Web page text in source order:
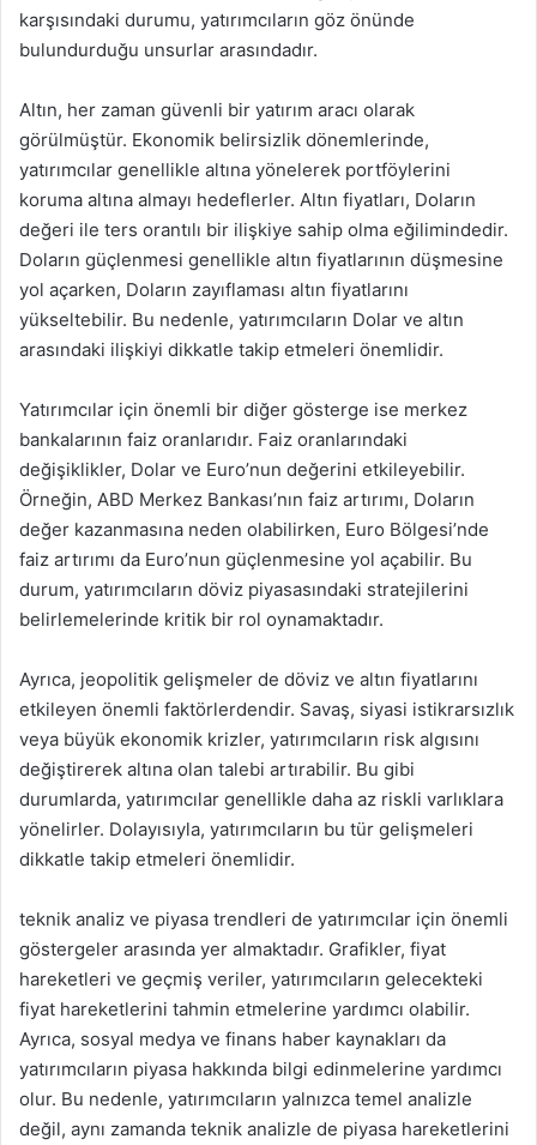
karşısındaki durumu, yatırımcıların göz önünde
bulundurduğu unsurlar arasındadır.
Altın, her zaman güvenli bir yatırım aracı olarak
görülmüştür. Ekonomik belirsizlik dönemlerinde,
yatırımcılar genellikle altına yönelerek portföylerini
koruma altına almayı hedeflerler. Altın fiyatları, Doların
değeri ile ters orantılı bir ilişkiye sahip olma eğilimindedir.
Doların güçlenmesi genellikle altın fiyatlarının düşmesine
yol açarken, Doların zayıflaması altın fiyatlarını
yükseltebilir. Bu nedenle, yatırımcıların Dolar ve altın
arasındaki ilişkiyi dikkatle takip etmeleri önemlidir.
Yatırımcılar için önemli bir diğer gösterge ise merkez
bankalarının faiz oranlarıdır. Faiz oranlarındaki
değişiklikler, Dolar ve Euro’nun değerini etkileyebilir.
Örneğin, ABD Merkez Bankası’nın faiz artırımı, Doların
değer kazanmasına neden olabilirken, Euro Bölgesi’nde
faiz artırımı da Euro’nun güçlenmesine yol açabilir. Bu
durum, yatırımcıların döviz piyasasındaki stratejilerini
belirlemelerinde kritik bir rol oynamaktadır.
Ayrıca, jeopolitik gelişmeler de döviz ve altın fiyatlarını
etkileyen önemli faktörlerdendir. Savaş, siyasi istikrarsızlık
veya büyük ekonomik krizler, yatırımcıların risk algısını
değiştirerek altına olan talebi artırabilir. Bu gibi
durumlarda, yatırımcılar genellikle daha az riskli varlıklara
yönelirler. Dolayısıyla, yatırımcıların bu tür gelişmeleri
dikkatle takip etmeleri önemlidir.
teknik analiz ve piyasa trendleri de yatırımcılar için önemli
göstergeler arasında yer almaktadır. Grafikler, fiyat
hareketleri ve geçmiş veriler, yatırımcıların gelecekteki
fiyat hareketlerini tahmin etmelerine yardımcı olabilir.
Ayrıca, sosyal medya ve finans haber kaynakları da
yatırımcıların piyasa hakkında bilgi edinmelerine yardımcı
olur. Bu nedenle, yatırımcıların yalnızca temel analizle
değil, aynı zamanda teknik analizle de piyasa hareketlerini